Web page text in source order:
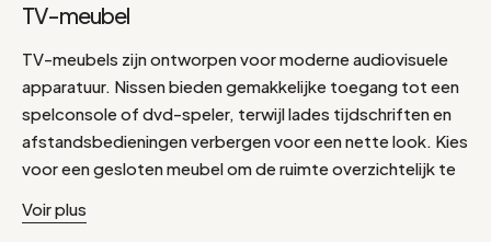
TV-meubel
TV-meubels zijn ontworpen voor moderne audiovisuele
apparatuur. Nissen bieden gemakkelijke toegang tot een
spelconsole of dvd-speler, terwijl lades tijdschriften en
afstandsbedieningen verbergen voor een nette look. Kies
voor een gesloten meubel om de ruimte overzichtelijk te
dvd-collectie of je decoratieve accessoires laten zien,
Voir plus